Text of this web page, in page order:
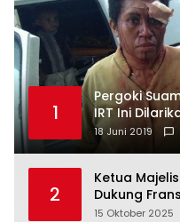
1
Pergoki
IRT Ini
18 Juni 2019
2
Ketua
Dukung
Freeport
15 Oktober 2025